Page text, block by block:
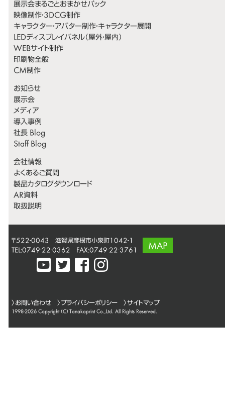
展示会まるごとおまかせパック
映像制作・3DCG制作
キャラクター・アバター制作・キャラクター展開
LEDディスプレイパネル（屋外・屋内）
WEBサイト制作
印刷物全般
CM制作
お知らせ
展示会
メディア
導入事例
社長 Blog
Staff Blog
会社情報
よくあるご質問
製品カタログダウンロード
AR資料
取扱説明
〒522-0043 滋賀県彦根市小泉町1042-1
TEL:0749-22-0362 FAX:0749-22-3761
MAP
〉 お問い合わせ 〉 プライバシーポリシー 〉サイトマップ
1998-2026 Copyright (C) Tanakaprint Co.,Ltd. All Rights Reserved.